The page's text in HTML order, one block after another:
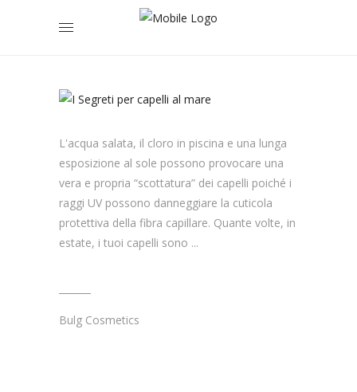
COSA
L'acqua salata, il cloro in piscina e una lunga
esposizione al sole possono provocare una
vera e propria “scottatura” dei capelli poiché i
raggi UV possono danneggiare la cuticola
protettiva della fibra capillare. Quante volte, in
estate, i tuoi capelli sono
Bulg Cosmetics